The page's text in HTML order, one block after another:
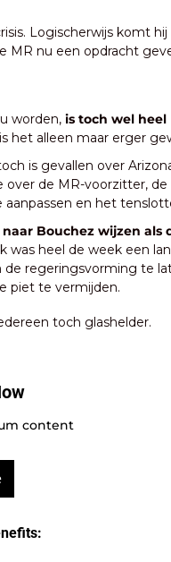
Logischerwijs komt
MR nu een opdracht
worden, is toch wel
het alleen maar erger
over de MR-voorzitter,
aanpassen en het
Bouchez wijzen als
was heel de week een
regeringsvorming te
piet te vermijden.
toch glashelder.
content
: